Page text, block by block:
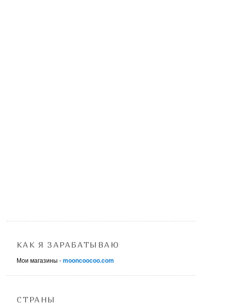
КАК Я ЗАРАБАТЫВАЮ
Мои магазины -mooncoocoo.com
СТРАНЫ